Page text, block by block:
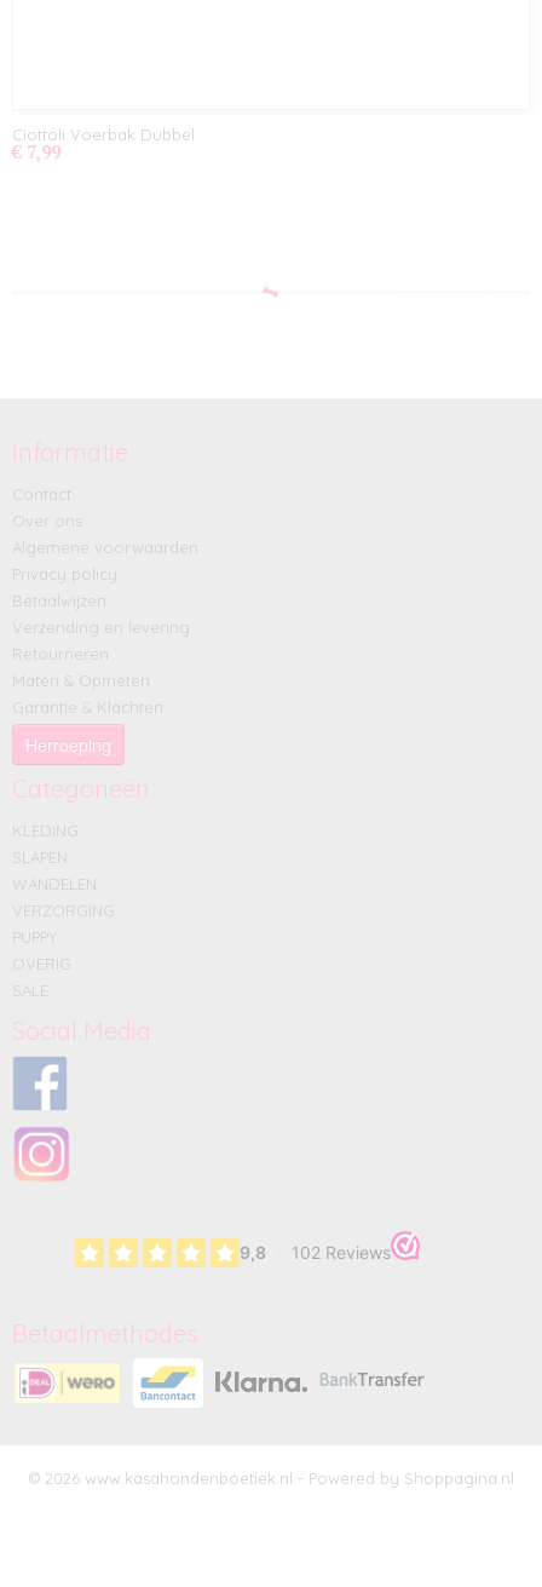
Ciottoli Voerbak Dubbel
€ 7,99
Informatie
Contact
Over ons
Algemene voorwaarden
Privacy policy
Betaalwijzen
Verzending en levering
Retourneren
Maten & Opmeten
Garantie & Klachten
Herroeping
Categorieën
KLEDING
SLAPEN
WANDELEN
VERZORGING
PUPPY
OVERIG
SALE
Social Media
Betaalmethodes
© 2026 www.kasahondenboetiek.nl - Powered by Shoppagina.nl